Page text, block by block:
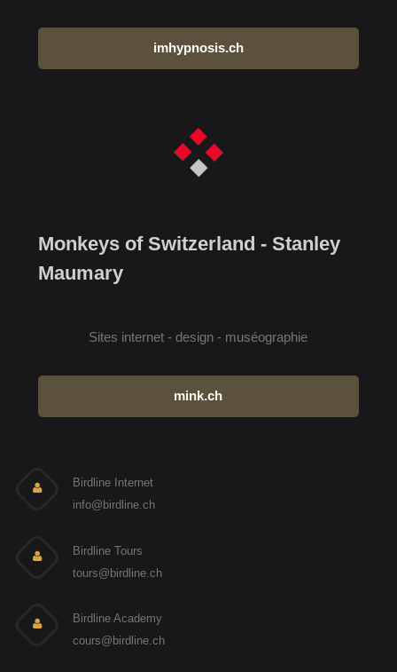
imhypnosis.ch
Monkeys of Switzerland - Stanley
Maumary
Sites internet - design - muséographie
mink.ch
Birdline Internet
info@birdline.ch
Birdline Tours
tours@birdline.ch
Birdline Academy
cours@birdline.ch